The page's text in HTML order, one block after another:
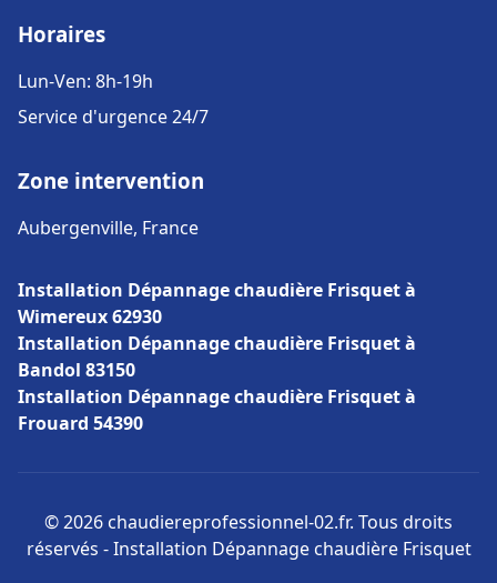
Horaires
Lun-Ven: 8h-19h
Service d'urgence 24/7
Zone intervention
Aubergenville, France
Installation Dépannage chaudière Frisquet à
Wimereux 62930
Installation Dépannage chaudière Frisquet à
Bandol 83150
Installation Dépannage chaudière Frisquet à
Frouard 54390
© 2026 chaudiereprofessionnel-02.fr. Tous droits
réservés - Installation Dépannage chaudière Frisquet